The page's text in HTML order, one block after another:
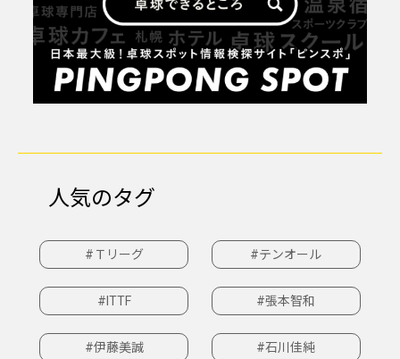
人気のタグ
#Ｔリーグ #テンオール
#ITTF #張本智和
#伊藤美誠 #石川佳純